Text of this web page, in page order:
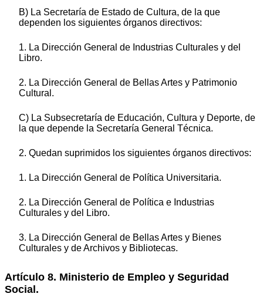
B) La Secretaría de Estado de Cultura, de la que
dependen los siguientes órganos directivos:
1. La Dirección General de Industrias Culturales y del
Libro.
2. La Dirección General de Bellas Artes y Patrimonio
Cultural.
C) La Subsecretaría de Educación, Cultura y Deporte, de
la que depende la Secretaría General Técnica.
2. Quedan suprimidos los siguientes órganos directivos:
1. La Dirección General de Política Universitaria.
2. La Dirección General de Política e Industrias
Culturales y del Libro.
3. La Dirección General de Bellas Artes y Bienes
Culturales y de Archivos y Bibliotecas.
Artículo 8. Ministerio de Empleo y Seguridad
Social.